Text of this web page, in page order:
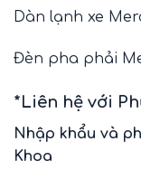
Dàn lạnh xe
Đèn pha phải
*Liên hệ với
Nhập khẩu và
Khoa